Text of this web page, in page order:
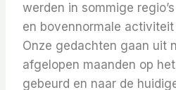
werden in sommige
en bovennormale activiteit
Onze gedachten gaan uit
afgelopen maanden op
gebeurd en naar de